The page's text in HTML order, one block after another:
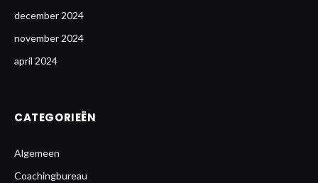
december 2024
november 2024
april 2024
CATEGORIEËN
Algemeen
Coachingbureau